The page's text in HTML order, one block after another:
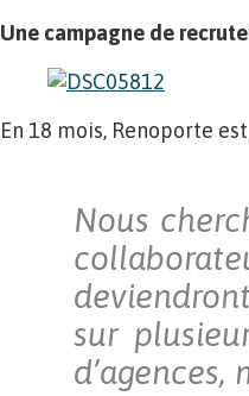
Une campagne de
En 18 mois, Renoporte
Nous
sur
d’agences,